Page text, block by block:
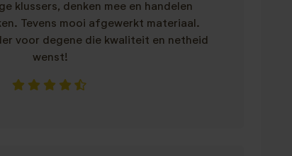
klussers, denken mee en handelen
Tevens mooi afgewerkt materiaal.
voor degene die kwaliteit en netheid
wenst!